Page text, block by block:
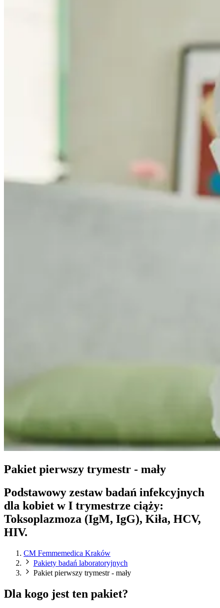
Pakiet pierwszy trymestr - mały
Podstawowy zestaw badań infekcyjnych
dla kobiet w I trymestrze ciąży:
Toksoplazmoza (IgM, IgG), Kiła, HCV,
HIV.
CM Femmemedica Kraków
Pakiety badań laboratoryjnych
Pakiet pierwszy trymestr - mały
Dla kogo jest ten pakiet?